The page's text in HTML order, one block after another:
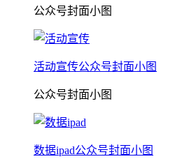
公众号封面小图
活动宣传公众号封面小图
公众号封面小图
数据ipad公众号封面小图